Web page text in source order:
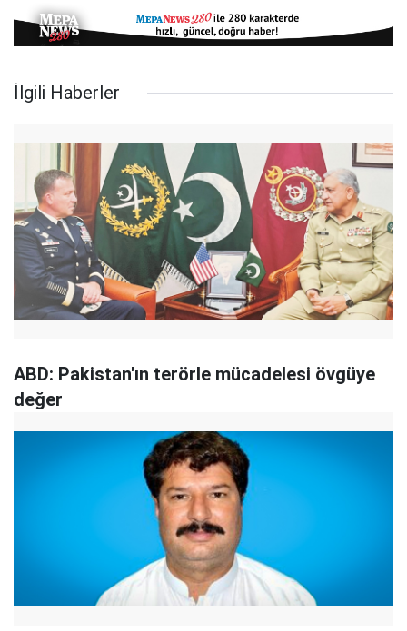
İlgili Haberler
ABD: Pakistan'ın terörle mücadelesi övgüye
değer